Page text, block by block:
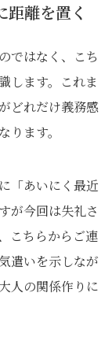
距離を置く
ではなく、こち
します。これま
どれだけ義務感
ます。
「あいにく最近
が今回は失礼さ
こちらからご連
遣いを示しなが
人の関係作りに